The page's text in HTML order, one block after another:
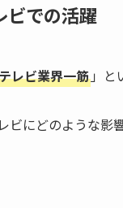
ビでの活躍
レビ業界一筋 」と
にどのような影